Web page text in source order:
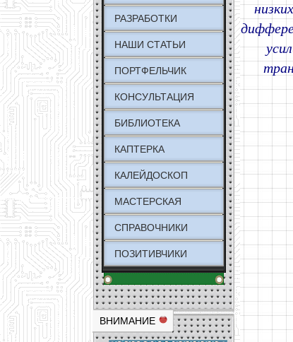
РАЗРАБОТКИ
НАШИ СТАТЬИ
ПОРТФЕЛЬЧИК
КОНСУЛЬТАЦИЯ
БИБЛИОТЕКА
КАПТЕРКА
КАЛЕЙДОСКОП
МАСТЕРСКАЯ
СПРАВОЧНИКИ
ПОЗИТИВЧИКИ
ВНИМАНИЕ